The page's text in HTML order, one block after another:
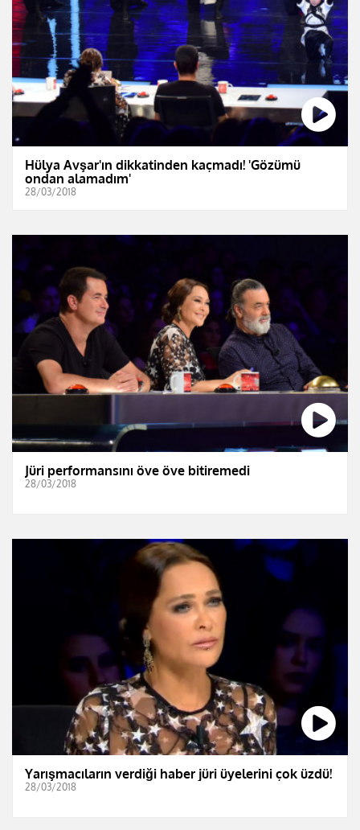
Hülya Avşar'ın dikkatinden kaçmadı! 'Gözümü
ondan alamadım'
28/03/2018
Jüri performansını öve öve bitiremedi
28/03/2018
Yarışmacıların verdiği haber jüri üyelerini çok üzdü!
28/03/2018